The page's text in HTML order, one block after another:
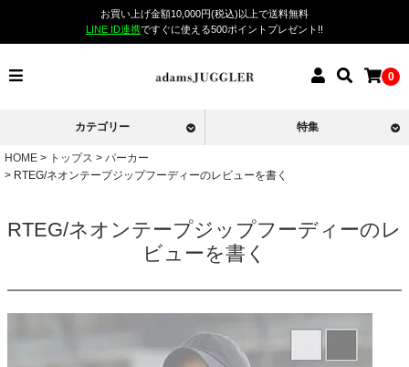
お買い上げ金額10,000円(税込)以上で送料無料
LINE ID連携ですぐに使える500ポイントプレゼント!!
0
カテゴリー 特集
HOME トップス
パーカー
RTEG/ネオンテープジップフーディーのレビューを書く
RTEG/ネオンテープジップフーディーのレ
ビューを書く